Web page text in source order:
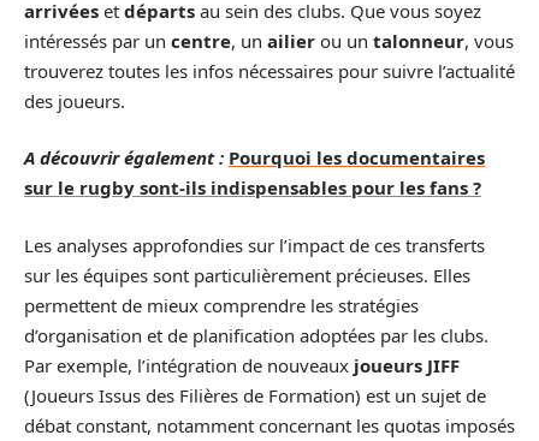
arrivées et départs au sein des clubs. Que vous soyez
intéressés par un centre, un ailier ou un talonneur, vous
trouverez toutes les infos nécessaires pour suivre l’actualité
des joueurs.
A découvrir également : Pourquoi les documentaires
sur le rugby sont-ils indispensables pour les fans ?
Les analyses approfondies sur l’impact de ces transferts
sur les équipes sont particulièrement précieuses. Elles
permettent de mieux comprendre les stratégies
d’organisation et de planification adoptées par les clubs.
Par exemple, l’intégration de nouveaux joueurs JIFF
(Joueurs Issus des Filières de Formation) est un sujet de
débat constant, notamment concernant les quotas imposés